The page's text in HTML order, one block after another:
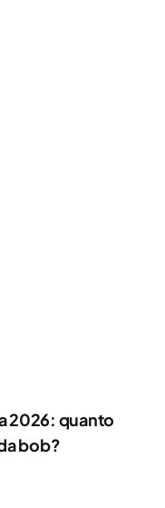
2026: quanto
bob?